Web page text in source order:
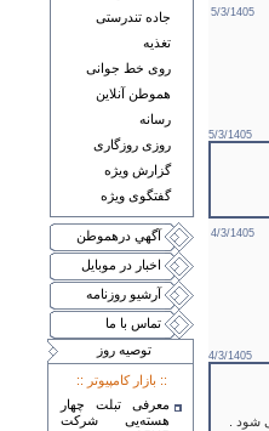
جاده تندرستی
تغذيه
روی خط جوانی
هموطن آنلاين
رسانه
روزی روزگاری
گزارش ويژه
گفتگوی ويژه
آگهي درهموطن
اخبار در موبايل
آرشيو روزنامه
تماس با ما
توصيه روز
:: بازار کامپيوتر ::
معرفی تبلت چهار
هسته‌يی شرکت
5/3/1405
5/3/1405
4/3/1405
4/3/1405